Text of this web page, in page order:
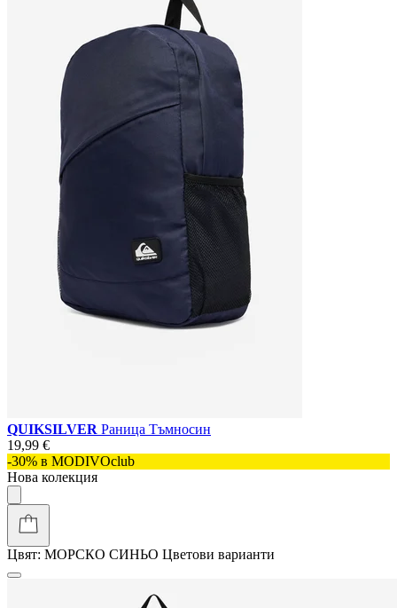
QUIKSILVER Раница Тъмносин
19,99 €
-30% в MODIVOclub
Нова колекция
Цвят: МОРСКО СИНЬО Цветови варианти